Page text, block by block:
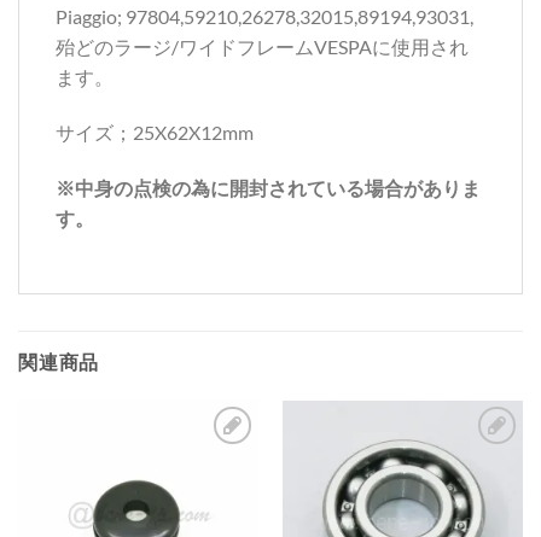
Piaggio; 97804,59210,26278,32015,89194,93031,
殆どのラージ/ワイドフレームVESPAに使用され
ます。
サイズ；25X62X12mm
※中身の点検の為に開封されている場合がありま
す。
関連商品
お
気
に